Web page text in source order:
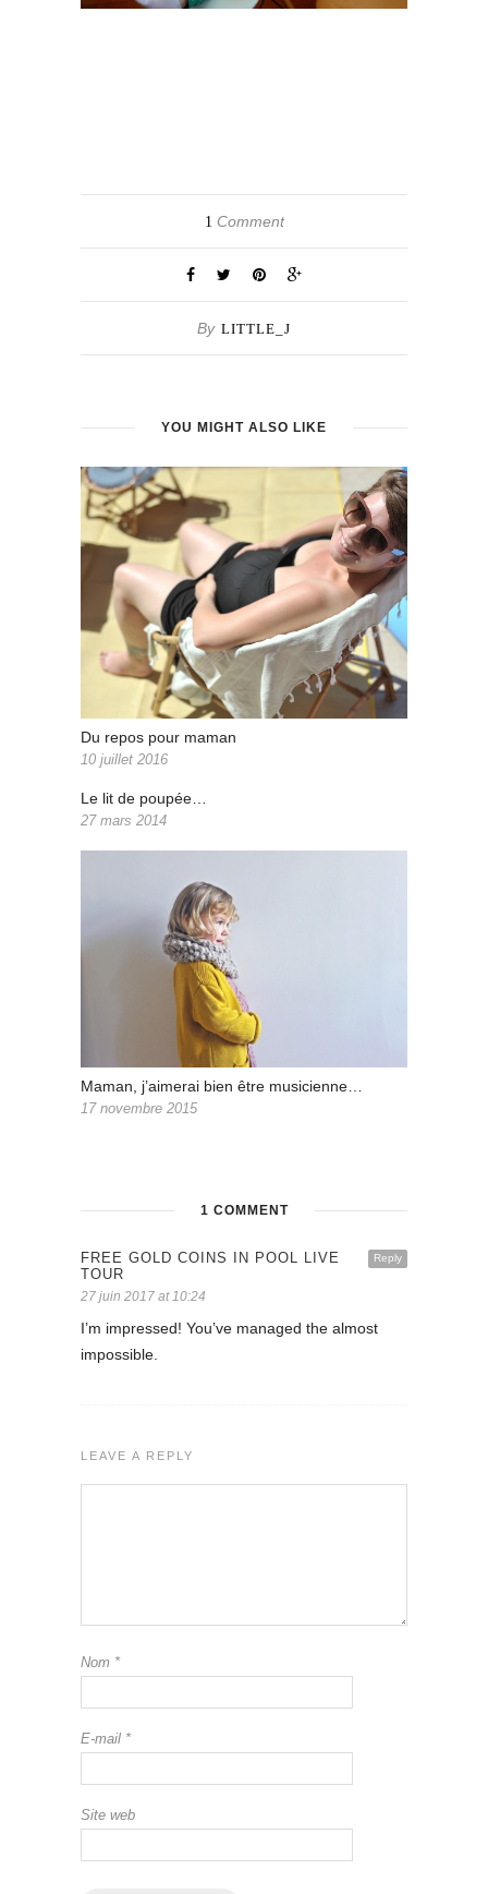
1 Comment
By LITTLE_J
YOU MIGHT ALSO LIKE
Du repos pour maman
10 juillet 2016
Le lit de poupée…
27 mars 2014
Maman, j’aimerai bien être musicienne…
17 novembre 2015
1 COMMENT
Reply
FREE GOLD COINS IN POOL LIVE
TOUR
27 juin 2017 at 10:24
I’m impressed! You’ve managed the almost
impossible.
LEAVE A REPLY
Nom *
E-mail *
Site web